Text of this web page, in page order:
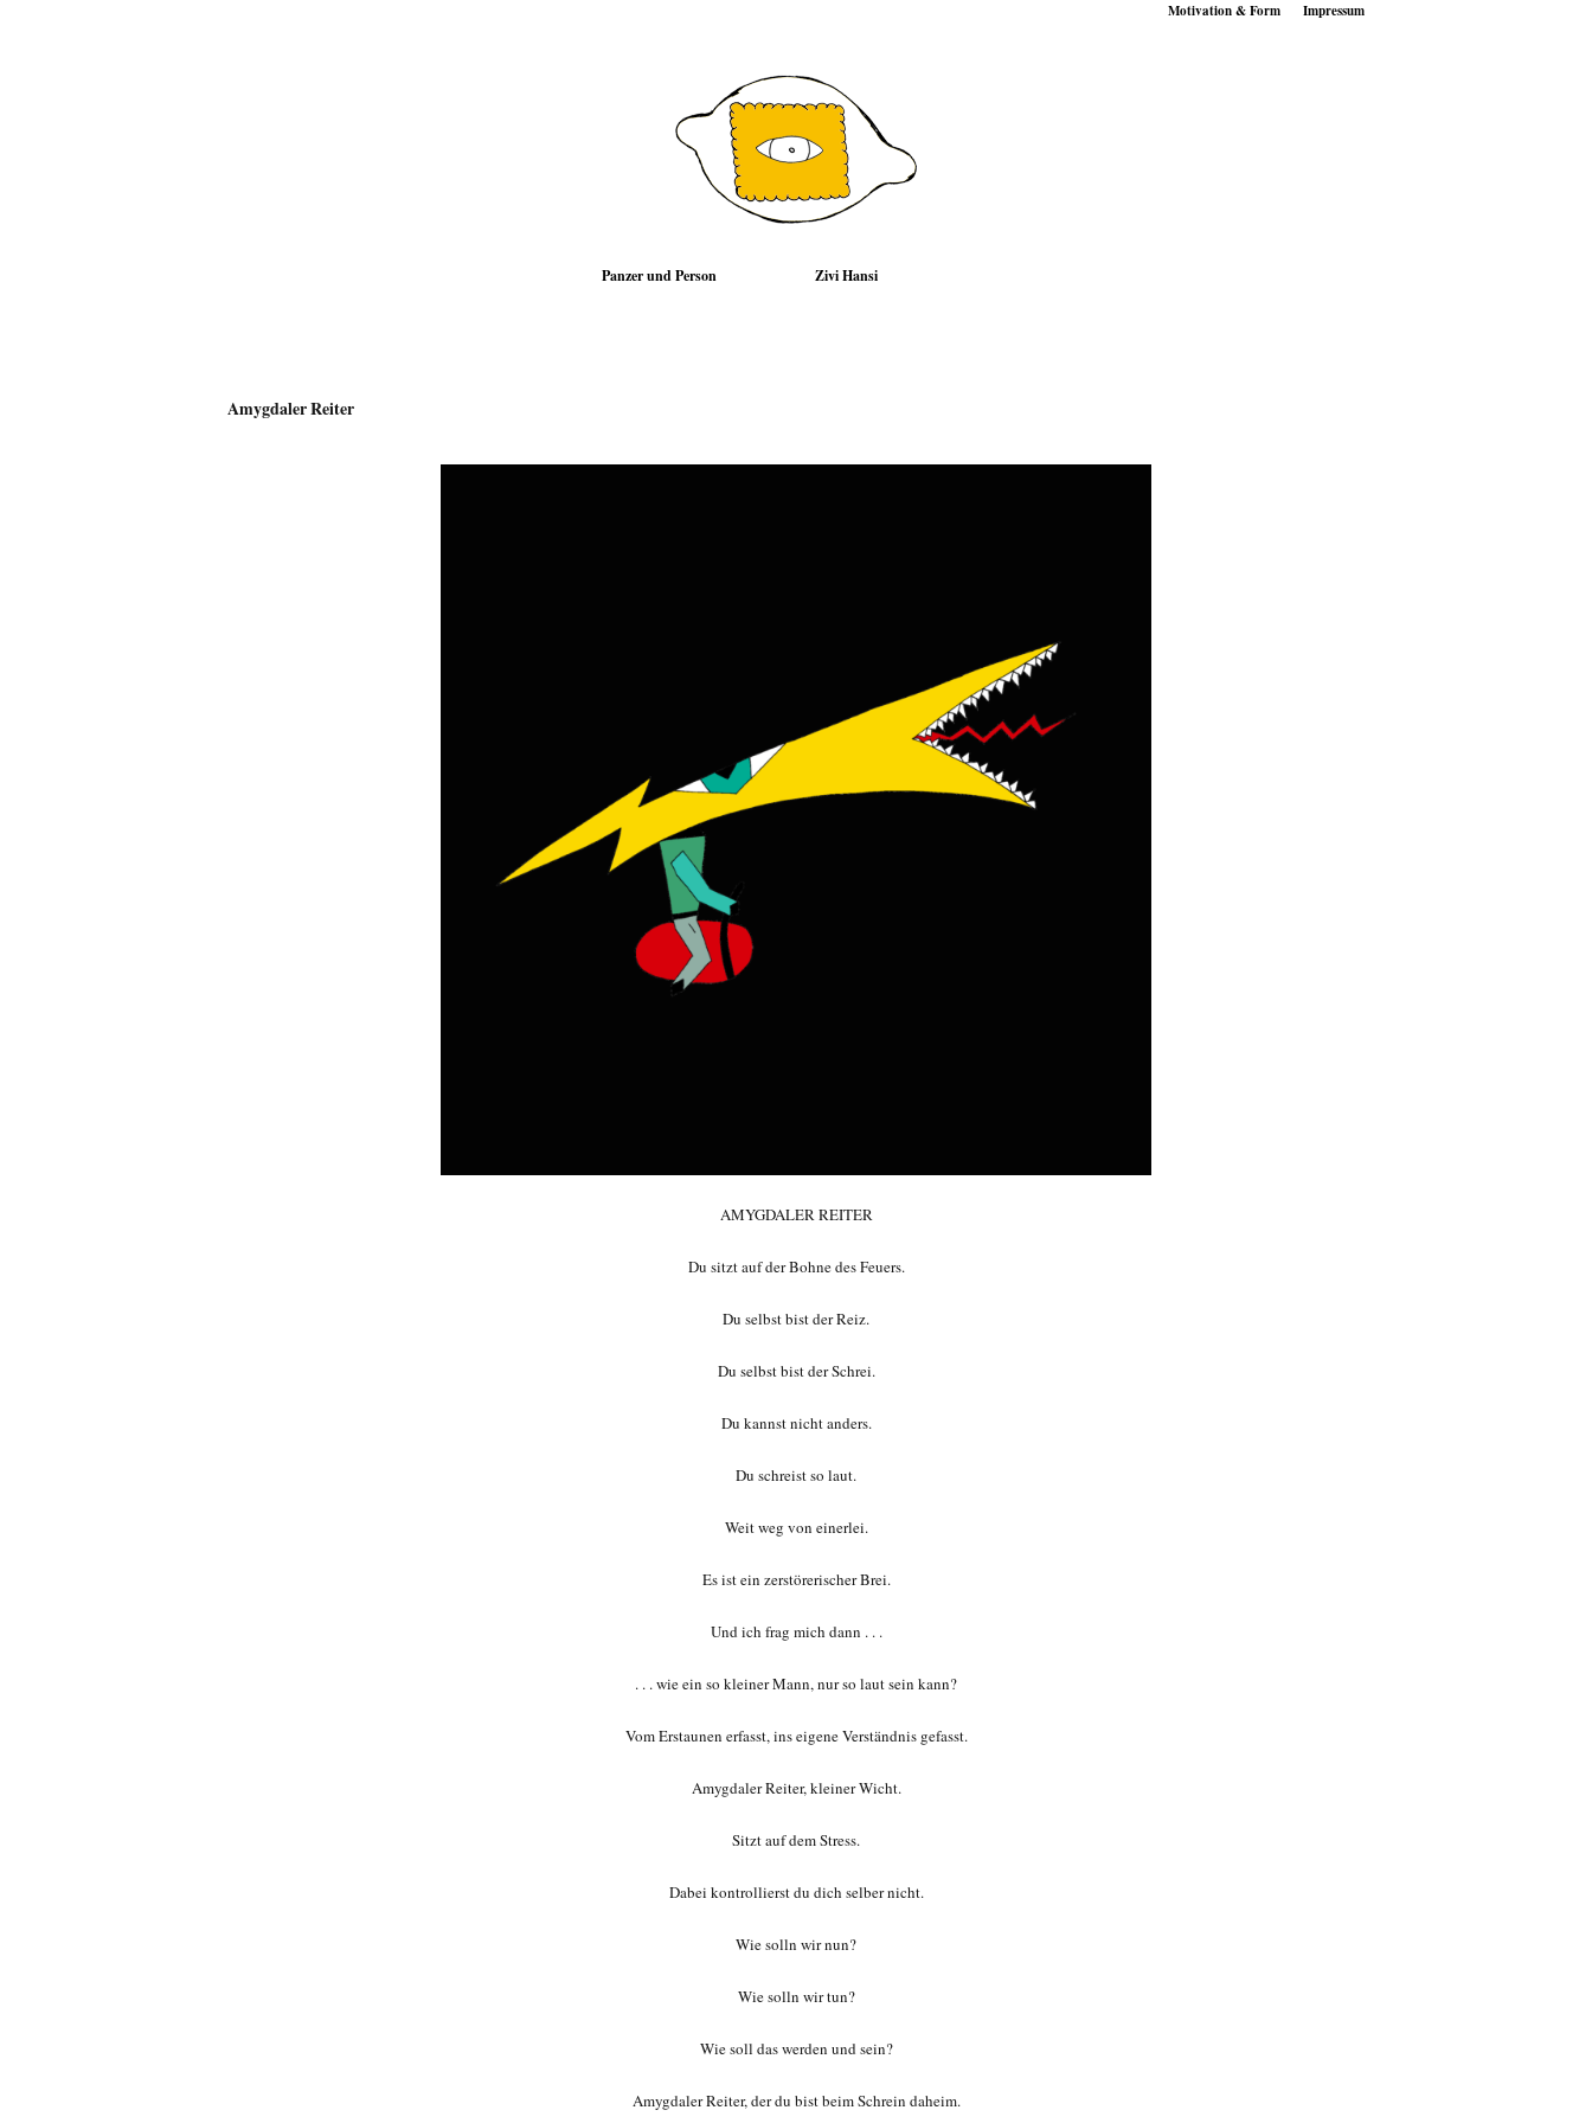
Motivation & Form Impressum
Panzer und Person Zivi Hansi
Amygdaler Reiter
AMYGDALER REITER
Du sitzt auf der Bohne des Feuers.
Du selbst bist der Reiz.
Du selbst bist der Schrei.
Du kannst nicht anders.
Du schreist so laut.
Weit weg von einerlei.
Es ist ein zerstörerischer Brei.
Und ich frag mich dann . . .
. . . wie ein so kleiner Mann, nur so laut sein kann?
Vom Erstaunen erfasst, ins eigene Verständnis gefasst.
Amygdaler Reiter, kleiner Wicht.
Sitzt auf dem Stress.
Dabei kontrollierst du dich selber nicht.
Wie solln wir nun?
Wie solln wir tun?
Wie soll das werden und sein?
Amygdaler Reiter, der du bist beim Schrein daheim.